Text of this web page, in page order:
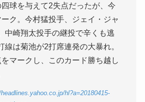
四球を与えて2失点だったが、今
ク。今村猛投手、ジェイ・ジャ
中崎翔太投手の継投で辛くも逃
線は菊池が2打席連発の大暴れ。
マークし、このカード勝ち越し
hl?a=20180415-